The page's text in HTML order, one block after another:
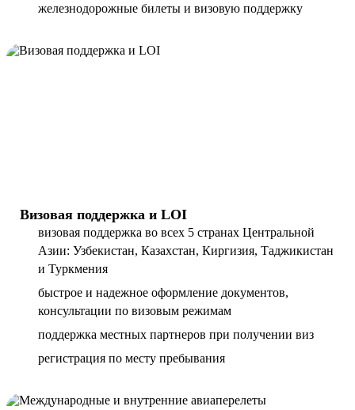
железнодорожные билеты и визовую поддержку
Визовая поддержка и LOI
визовая поддержка во всех 5 странах Центральной
Азии: Узбекистан, Казахстан, Киргизия, Таджикистан
и Туркмения
быстрое и надежное оформление документов,
консультации по визовым режимам
поддержка местных партнеров при получении виз
регистрация по месту пребывания